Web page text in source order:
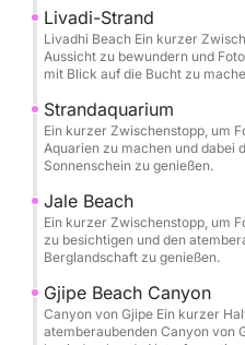
der Paarbucht, der
Taubenhöhle, dem Gjipe
Höhle (Zwillingshöhlen),
Zeit, jeden Halt in Ruhe
sorgfältig geplant,
schnorcheln und im
können. Unvergessliche
der Kristallbucht, der
Taubenhöhle und am
gestellt, sodass Sie direkt
genießen können.
Livadi-Strand
Livadhi Beach Ein kurzer
Aussicht zu bewundern und
mit Blick auf die Bucht zu
Strandaquarium
Ein kurzer Zwischenstopp, um
Aquarien zu machen und dabei
Sonnenschein zu genießen.
Jale Beach
Ein kurzer Zwischenstopp, um
zu besichtigen und den
Berglandschaft zu genießen.
Gjipe Beach Canyon
Canyon von Gjipe Ein kurzer
atemberaubenden Canyon von